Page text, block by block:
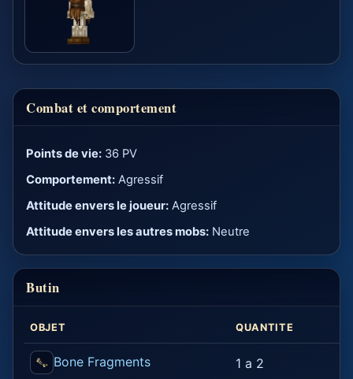
Combat et comportement
Points de vie: 36 PV
Comportement: Agressif
Attitude envers le joueur: Agressif
Attitude envers les autres mobs: Neutre
Butin
OBJET QUANTITE
Bone Fragments 1 a 2